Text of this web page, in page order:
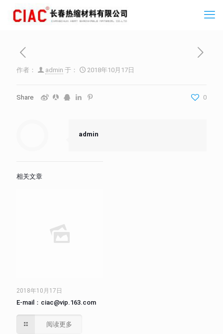
作者： admin 于： 2018年10月17日
Share 0
admin
相关文章
2018年10月17日
E-mail：ciac@vip.163.com
阅读更多